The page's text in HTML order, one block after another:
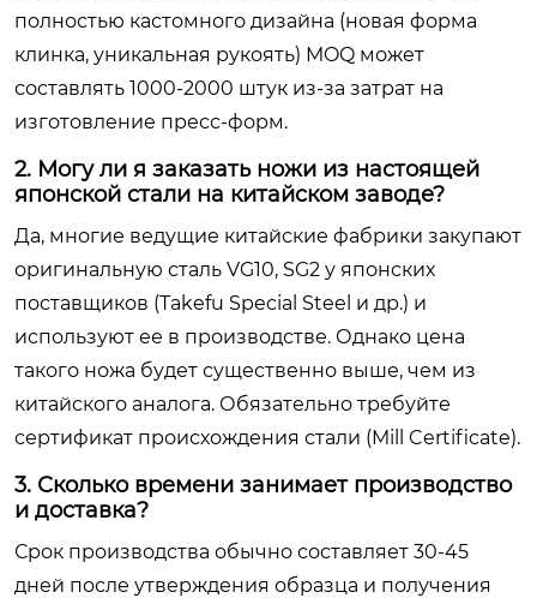
полностью кастомного дизайна (новая форма
клинка, уникальная рукоять) MOQ может
составлять 1000-2000 штук из-за затрат на
изготовление пресс-форм.
2. Могу ли я заказать ножи из настоящей
японской стали на китайском заводе?
Да, многие ведущие китайские фабрики закупают
оригинальную сталь VG10, SG2 у японских
поставщиков (Takefu Special Steel и др.) и
используют ее в производстве. Однако цена
такого ножа будет существенно выше, чем из
китайского аналога. Обязательно требуйте
сертификат происхождения стали (Mill Certificate).
3. Сколько времени занимает производство
и доставка?
Срок производства обычно составляет 30-45
дней после утверждения образца и получения